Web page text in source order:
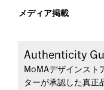
メディア掲載
Authenticity
MoMAデザインスト
ターが承認した真正